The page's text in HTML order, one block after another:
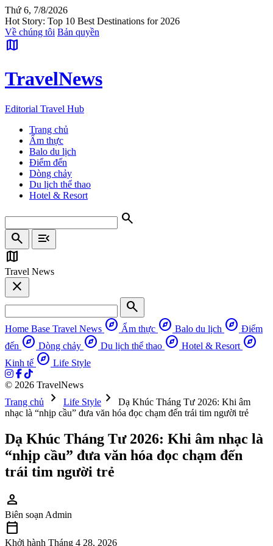
Thứ 6, 7/8/2026
Hot Story: Top 10 Best Destinations for 2026
Về chúng tôi Bản quyền
map
TravelNews
Editorial Travel Hub
Trang chủ
Ẩm thực
Balo du lịch
Điểm đến
Dòng chảy
Du lịch thể thao
Hotel & Resort
search
search
menu_open
map
Travel News
close
search
Home Base Travel News explore Ẩm thực explore Balo du lịch explore Điểm
đến explore Dòng chảy explore Du lịch thể thao explore Hotel & Resort explore
Kinh tế explore Life Style
© 2026 TravelNews
Trang chủ
chevron_right Life Style chevron_right
Dạ Khúc Tháng Tư 2026: Khi âm
nhạc là “nhịp cầu” đưa văn hóa đọc chạm đến trái tim người trẻ
Dạ Khúc Tháng Tư 2026: Khi âm nhạc là
“nhịp cầu” đưa văn hóa đọc chạm đến
trái tim người trẻ
person
Biên soạn Admin
calendar_today
Khởi hành Tháng 4 28, 2026